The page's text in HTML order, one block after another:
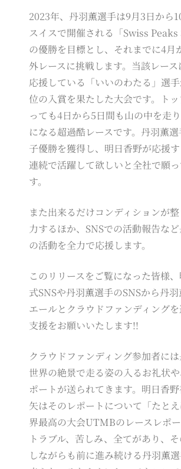
2023年、丹羽薫選手は9月3日から
スイスで開催される「Swiss
の優勝を目標とし、それまでに4月
外レースに挑戦します。当該レー
応援している「いいのわたる」選
位の入賞を果たした大会です。ト
っても4日から5日間も山の中を走
になる超過酷レースです。丹羽薫
子優勝を獲得し、明日香野が応援
連続で活躍して欲しいと全社で願
す。
また出来るだけコンディションが
力するほか、SNSでの活動報告な
の活動を全力で応援します。
このリリースをご覧になった皆様
式SNSや丹羽薫選手のSNSから丹
エールとクラウドファンディング
支援をお願いいたします!!
クラウドファンディング参加者に
世界の絶景で走る姿の入るお礼状
ポートが送られてきます。明日香
矢はそのレポートについて「たと
界最高の大会UTMBのレースレポー
トラブル、苦しみ、全てがあり、
しながらも前に進み続ける丹羽薫